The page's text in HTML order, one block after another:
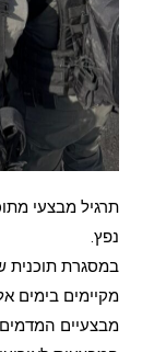
תרגיל מבצעי
נפץ.
במסגרת תוכנית
מקיימים בימים
מבצעיים